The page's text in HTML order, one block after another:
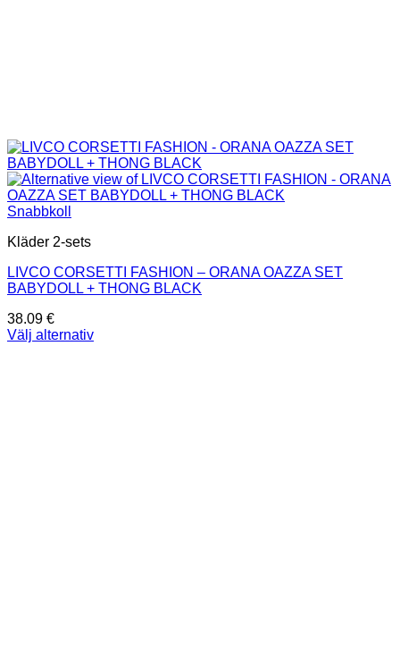
Snabbkoll
Kläder 2-sets
LIVCO CORSETTI FASHION – ORANA OAZZA SET
BABYDOLL + THONG BLACK
38.09 €
Välj alternativ